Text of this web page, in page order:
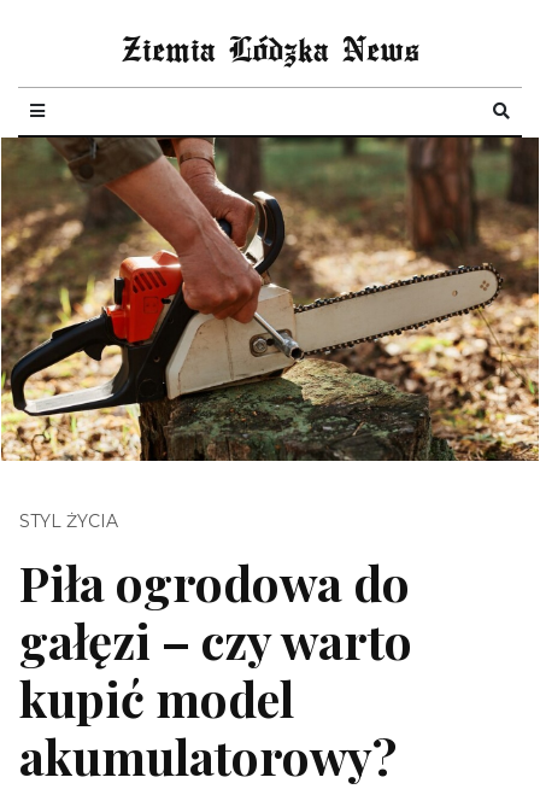
Ziemia Lódzka News
STYL ŻYCIA
Piła ogrodowa do
gałęzi – czy warto
kupić model
akumulatorowy?